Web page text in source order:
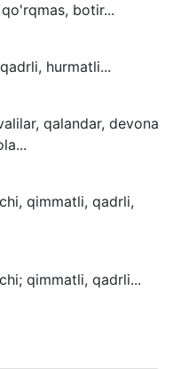
botir...
hurmatli...
qalandar, devona
qimmatli, qadrli,
qimmatli, qadrli...